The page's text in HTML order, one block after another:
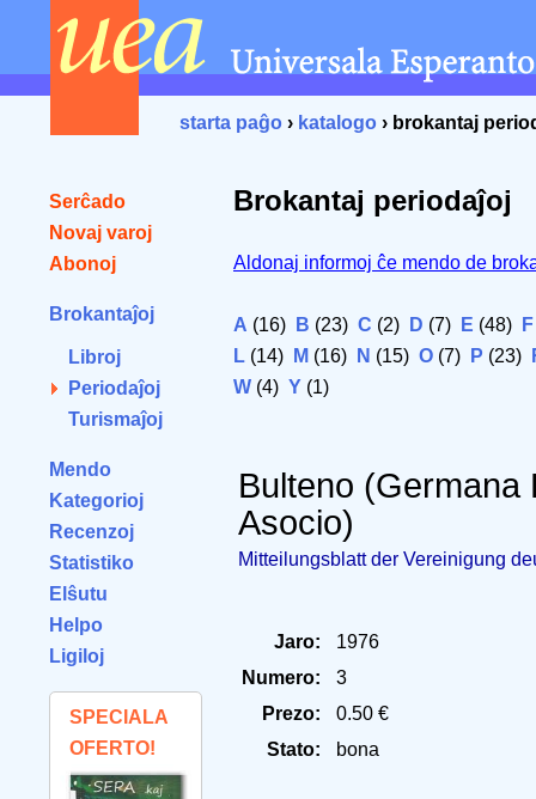
starta paĝo › katalogo › brokantaj
Serĉado
Novaj varoj
Abonoj
Brokantaĵoj
Libroj
Periodaĵoj
Turismaĵoj
Mendo
Kategorioj
Recenzoj
Statistiko
Elŝutu
Helpo
Ligiloj
SPECIALA
OFERTO!
Brokantaj periodaĵoj
Aldonaj informoj ĉe mendo de
A (16) B (23) C (2) D (7) E (48) F
L (14) M (16) N (15) O (7) P (23)
W (4) Y (1)
Bulteno
Asocio)
Mitteilungsblatt der Vereinigung
Jaro:
1976
Numero:
3
Prezo:
0.50 €
Stato:
bona